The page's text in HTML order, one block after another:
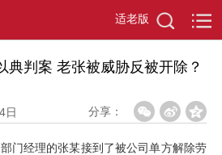
适老版
讯 详情页
典判案 老张被威胁反被开除？
日 分享：
经理的张某接到了被公司单方解除劳